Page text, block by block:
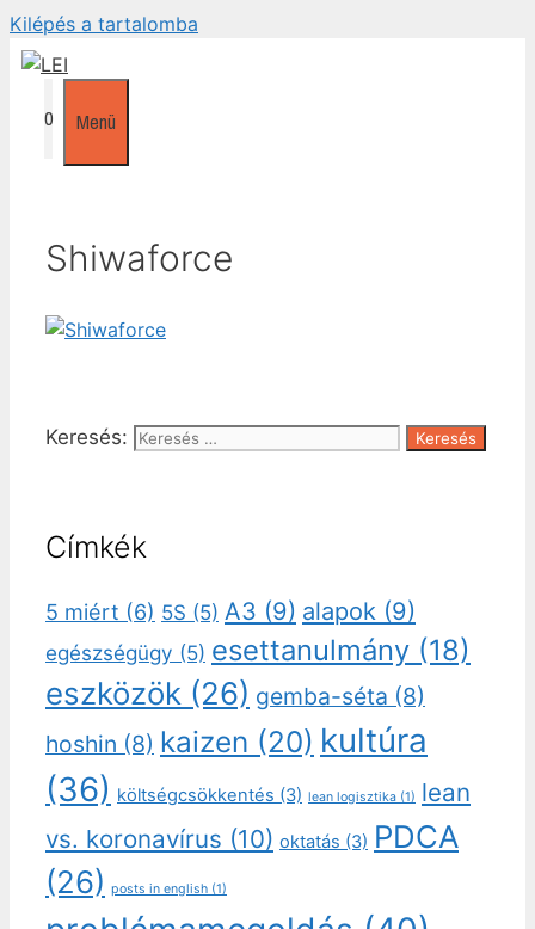
Kilépés a tartalomba
0 Menü
Shiwaforce
Keresés:
Címkék
5 miért (6) 5S (5) A3 (9) alapok (9)
egészségügy (5) esettanulmány (18)
eszközök (26) gemba-séta (8)
hoshin (8) kaizen (20) kultúra
(36) költségcsökkentés (3) lean logisztika (1) lean
vs. koronavírus (10) oktatás (3) PDCA
(26) posts in english (1)